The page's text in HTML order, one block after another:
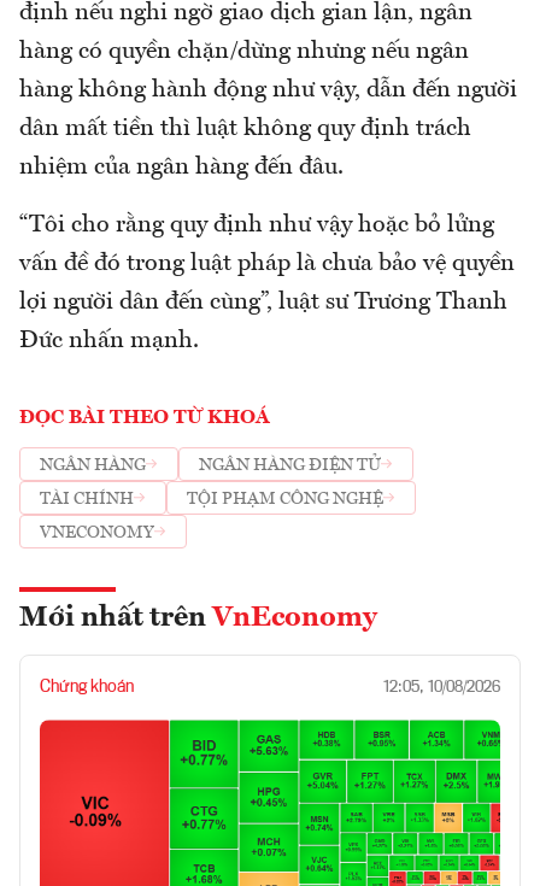
định nếu nghi ngờ giao dịch gian lận, ngân
hàng có quyền chặn/dừng nhưng nếu ngân
hàng không hành động như vậy, dẫn đến người
dân mất tiền thì luật không quy định trách
nhiệm của ngân hàng đến đâu.
“Tôi cho rằng quy định như vậy hoặc bỏ lửng
vấn đề đó trong luật pháp là chưa bảo vệ quyền
lợi người dân đến cùng”, luật sư Trương Thanh
Đức nhấn mạnh.
ĐỌC BÀI THEO TỪ KHOÁ
NGÂN HÀNG
NGÂN HÀNG ĐIỆN TỬ
TÀI CHÍNH
TỘI PHẠM CÔNG NGHỆ
VNECONOMY
Mới nhất trên VnEconomy
Chứng khoán 12:05, 10/08/2026